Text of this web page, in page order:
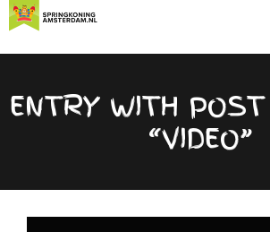
Ga
naar
ENTRY WITH
“VIDEO”